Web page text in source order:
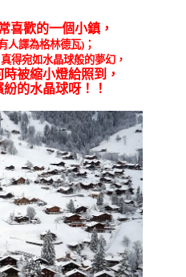
喜歡的一個小鎮，
人譯為格林德瓦)；
得宛如水晶球般的夢幻，
被縮小燈給照到，
的水晶球呀！！